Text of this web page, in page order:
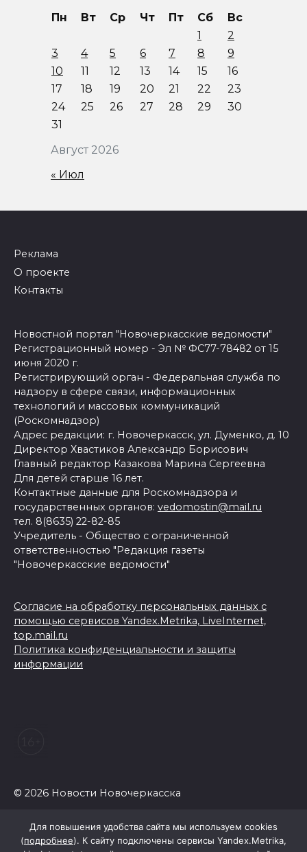
Август 2026
Пн Вт Ср Чт Пт Сб
Вс
1
2
3
4 5 6 7 8
9
10
11 12 13 14 15
16
17
18 19 20 21 22
23
24
25 26 27 28 29
30
31
« Июл
Реклама
О проекте
Контакты
Новостной портал "Новочеркасские ведомости"
Регистрационный номер - Эл № ФС77-78482 от 15
июня 2020 г.
Регистрирующий орган - Федеральная служба по
надзору в сфере связи, информационных
технологий и массовых коммуникаций
(Роскомнадзор)
Адрес редакции: г. Новочеркасск, ул. Думенко, д. 10
Директор Хвастиков Александр Борисович
Главный редактор Казакова Марина Сергеевна
Для детей старше 16 лет.
Контактные данные для Роскомнадзора и
государственных органов: vedomostin@mail.ru
тел. 8(8635) 22-82-85
Учредитель - Общество с ограниченной
ответственностью "Редакция газеты
"Новочеркасские ведомости"
Согласие на обработку персональных данных с
помощью сервисов Yandex.Metrika, LiveInternet,
top.mail.ru
Политика конфиденциальности и защиты
информации
© 2026 Новости Новочеркасска
Для повышения удобства сайта мы используем cookies
(подробнее). К сайту подключены сервисы Yandex.Metrika,